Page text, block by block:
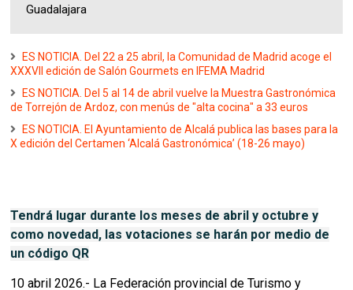
Guadalajara
ES NOTICIA. Del 22 a 25 abril, la Comunidad de Madrid acoge el
XXXVII edición de Salón Gourmets en IFEMA Madrid
ES NOTICIA. Del 5 al 14 de abril vuelve la Muestra Gastronómica
de Torrejón de Ardoz, con menús de "alta cocina" a 33 euros
ES NOTICIA. El Ayuntamiento de Alcalá publica las bases para la
X edición del Certamen ‘Alcalá Gastronómica’ (18-26 mayo)
Tendrá lugar durante los meses de abril y octubre y
como novedad, las votaciones se harán por medio de
un código QR
10 abril 2026.- La Federación provincial de Turismo y